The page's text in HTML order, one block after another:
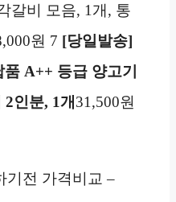
갈비 모음, 1개, 통
원 7 [당일발송]
A++ 등급 양고기
인분, 1개 31,500원
기전 가격비교 –